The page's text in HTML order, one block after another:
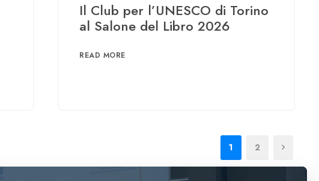
Il Club per l’UNESCO di Torino
al Salone del Libro 2026
READ MORE
1 2